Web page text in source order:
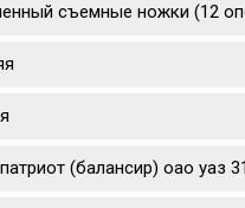
съемные ножки (12
(балансир) оао уаз